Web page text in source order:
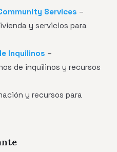
Services –
y servicios para
Inquilinos –
de inquilinos y recursos
y recursos para